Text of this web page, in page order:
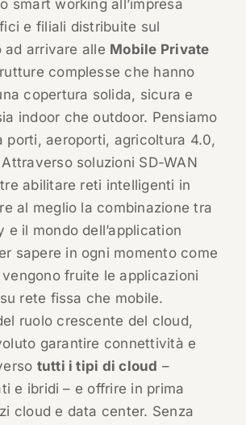
smart working all’impresa
e filiali distribuite sul
arrivare alle Mobile Private
complesse che hanno
copertura solida, sicura e
indoor che outdoor. Pensiamo
porti, aeroporti, agricoltura 4.0,
soluzioni SD-WAN
abilitare reti intelligenti in
al meglio la combinazione tra
e il mondo dell’application
sapere in ogni momento come
fruite le applicazioni
rete fissa che mobile.
ruolo crescente del cloud,
garantire connettività e
tutti i tipi di cloud –
e ibridi – e offrire in prima
cloud e data center. Senza